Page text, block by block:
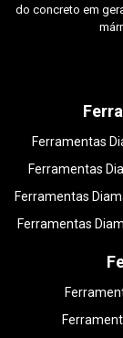
do concreto em
Ferramentas
Ferramentas
Ferramentas
Ferramentas